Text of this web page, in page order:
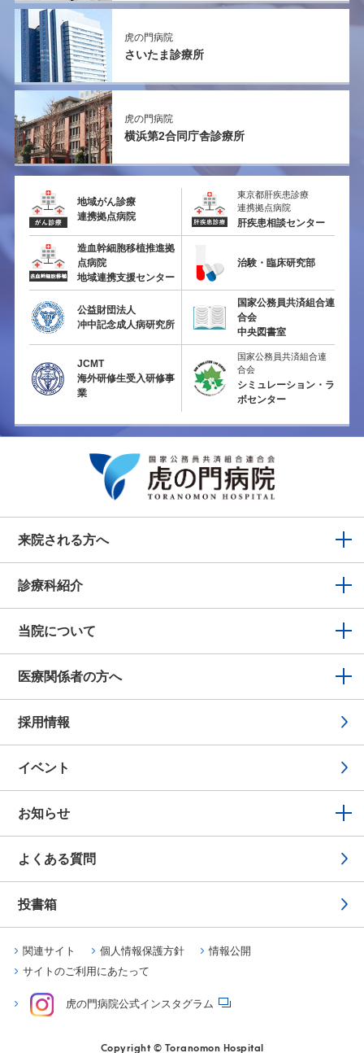
虎の門病院
さいたま診療所
虎の門病院
横浜第2合同庁舎診療所
地域がん診療
連携拠点病院
東京都肝疾患診療
連携拠点病院
肝疾患相談センター
造血幹細胞移植推進拠
点病院
地域連携支援センター
治験・臨床研究部
公益財団法人
冲中記念成人病研究所
国家公務員共済組合連
合会
中央図書室
JCMT
海外研修生受入研修事
業
国家公務員共済組合連
合会
シミュレーション・ラ
ボセンター
来院される方へ
診療科紹介
当院について
医療関係者の方へ
採用情報
イベント
お知らせ
よくある質問
投書箱
関連サイト 個人情報保護方針
情報公開
サイトのご利用にあたって
虎の門病院公式インスタグラム
Copyright © Toranomon Hospital